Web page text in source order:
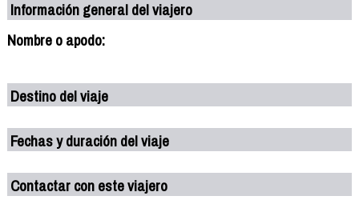
Información general del viajero
Nombre o apodo:
Destino del viaje
Fechas y duración del viaje
Contactar con este viajero